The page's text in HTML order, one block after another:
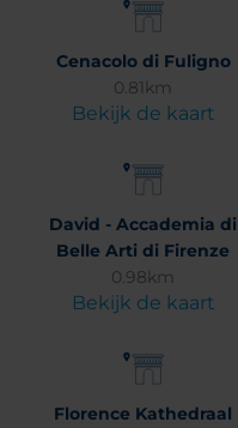
Cenacolo di Fuligno
0.81km
Bekijk de kaart
David - Accademia di
Belle Arti di Firenze
0.98km
Bekijk de kaart
Florence Kathedraal